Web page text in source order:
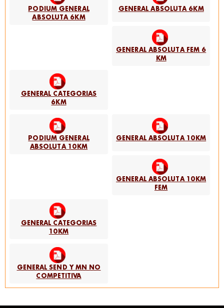
PODIUM GENERAL
ABSOLUTA 6KM
GENERAL ABSOLUTA 6KM
GENERAL ABSOLUTA FEM 6
KM
GENERAL CATEGORIAS
6KM
PODIUM GENERAL
ABSOLUTA 10KM
GENERAL ABSOLUTA 10KM
GENERAL ABSOLUTA 10KM
FEM
GENERAL CATEGORIAS
10KM
GENERAL SEND Y MN NO
COMPETITIVA